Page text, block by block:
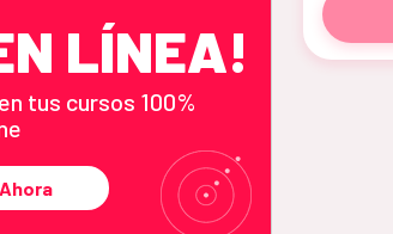
LÍNEA!
tus cursos 100%